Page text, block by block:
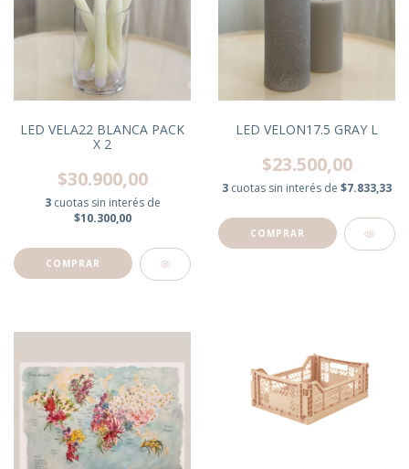
LED VELA22 BLANCA PACK
X 2
$30.900,00
3 cuotas sin interés de
$10.300,00
LED VELON17.5 GRAY L
$23.500,00
3 cuotas sin interés de $7.833,33